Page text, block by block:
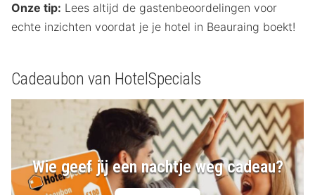
Onze tip: Lees altijd de gastenbeoordelingen voor
echte inzichten voordat je je hotel in Beauraing boekt!
Cadeaubon van HotelSpecials
Wie geef jij een nachtje weg cadeau?